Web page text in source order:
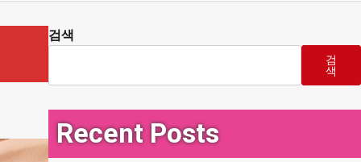
검색
검
색
Recent Posts